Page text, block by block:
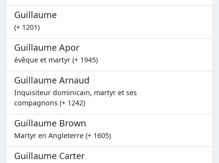
Guillaume
(+ 1201)
Guillaume Apor
évêque et martyr (+ 1945)
Guillaume Arnaud
Inquisiteur dominicain, martyr et ses
compagnons (+ 1242)
Guillaume Brown
Martyr en Angleterre (+ 1605)
Guillaume Carter